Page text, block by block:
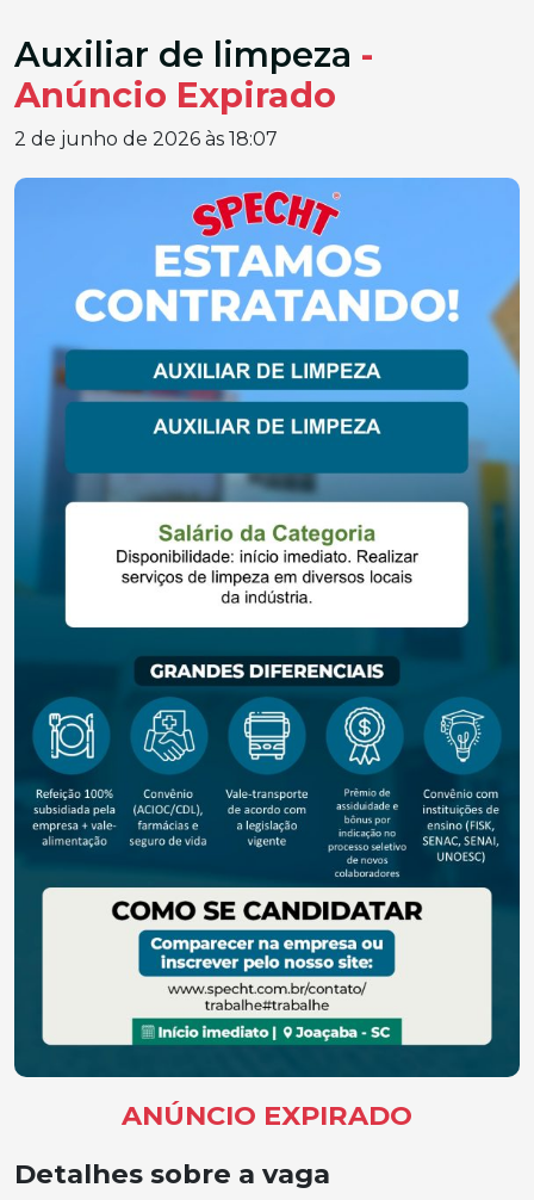
Auxiliar de limpeza -
Anúncio Expirado
2 de junho de 2026 às 18:07
ANÚNCIO EXPIRADO
Detalhes sobre a vaga